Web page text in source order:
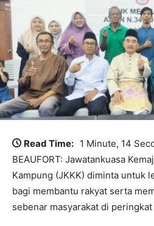
Read Time: 1 Minute, 14
BEAUFORT: Jawatankuasa
Kampung (JKKK) diminta untuk
bagi membantu rakyat serta
sebenar masyarakat di